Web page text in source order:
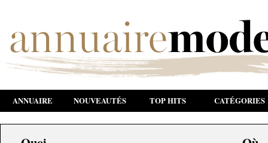
ANNUAIRE NOUVEAUTÉS TOP HITS CATÉGORIES